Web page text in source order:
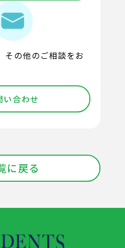
その他のご相談をお
い合わせ
に戻る